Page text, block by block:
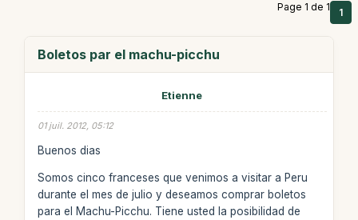
Page 1 de 1 1
Boletos par el machu-picchu
Etienne
01 juil. 2012, 05:12
Buenos dias
Somos cinco franceses que venimos a visitar a Peru
durante el mes de julio y deseamos comprar boletos
para el Machu-Picchu. Tiene usted la posibilidad de